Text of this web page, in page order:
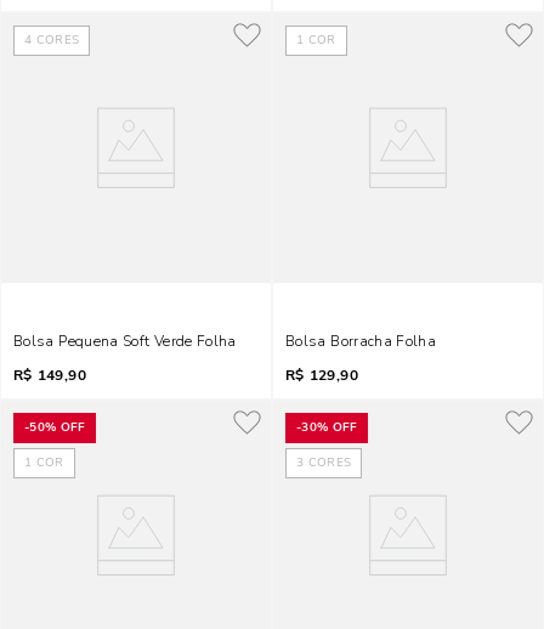
4 CORES
Bolsa Pequena Soft Verde Folha
R$ 149,90
1 COR
Bolsa Borracha Folha
R$ 129,90
-50% OFF
1 COR
-30% OFF
3 CORES